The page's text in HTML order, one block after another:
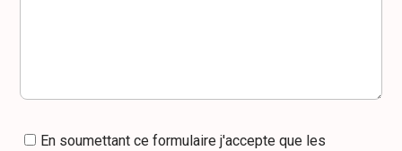
En soumettant ce formulaire j'accepte que les